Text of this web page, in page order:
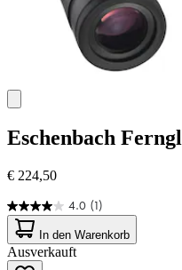
Eschenbach
€ 224,50
4.0 (1)
4.0
von
5
Sternen.
In den Warenkorb
Ausverkauft